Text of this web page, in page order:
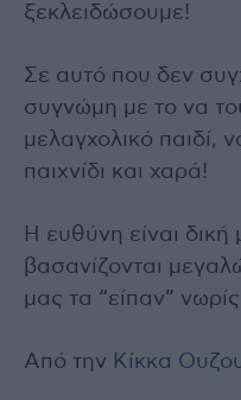
ξεκλειδώσουμε!
Σε αυτό που δεν
συγνώμη με το να
μελαγχολικό παιδί,
παιχνίδι και χαρά!
Η ευθύνη είναι δική
βασανίζονται
μας τα “είπαν”
Από την Κίκκα